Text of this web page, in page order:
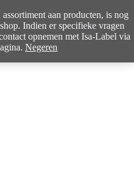
aan producten, is nog
Indien er specifieke vragen
opnemen met Isa-Label via
Negeren